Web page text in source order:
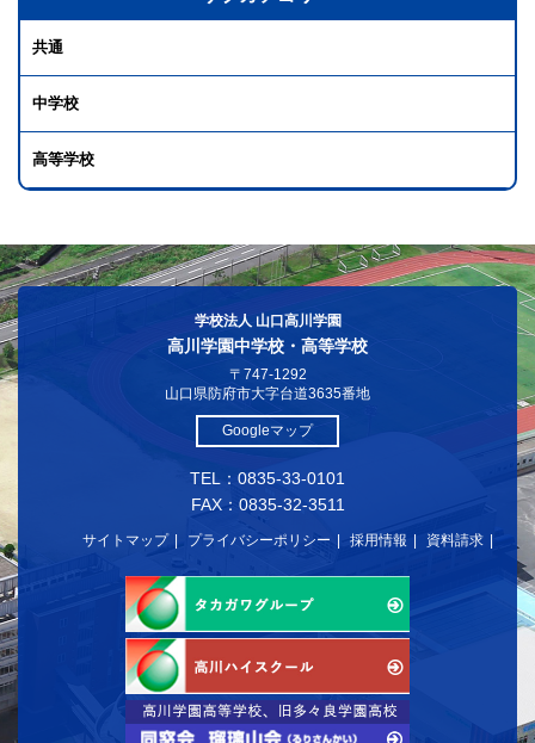
共通
中学校
高等学校
学校法人 山口高川学園
高川学園中学校・高等学校
〒747-1292
山口県防府市大字台道3635番地
Googleマップ
TEL：0835-33-0101
FAX：0835-32-3511
サイトマップ プライバシーポリシー 採用情報 資料請求